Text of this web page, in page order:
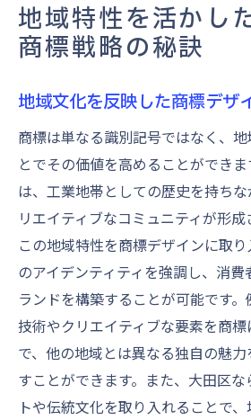
地域特性を活かし
商標戦略の秘訣
地域文化を反映した商標デザ
商標は単なる識別記号ではなく、
とでその価値を高めることができ
は、工業地帯としての歴史を持ち
リエイティブなコミュニティが形成
この地域特性を商標デザインに取
のアイデンティティを強調し、消
ランドを構築することが可能です
技術やクリエイティブな要素を商
で、他の地域とは異なる独自の魅
すことができます。また、大田区
トや伝統文化を取り入れることで